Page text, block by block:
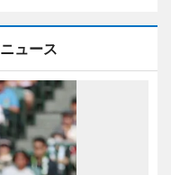
ュース